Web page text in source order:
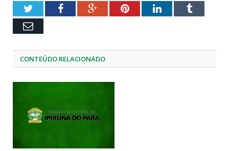
TwitterFacebookGoogle+PinterestLinkedInTumblr
Email
CONTEÚDO RELACIONADO